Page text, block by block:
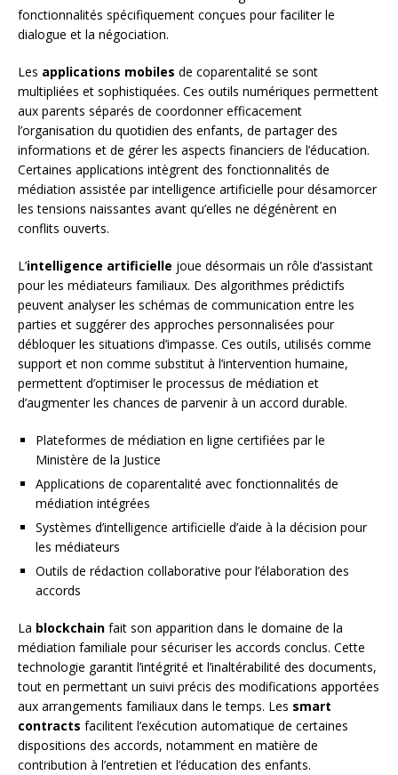
fonctionnalités spécifiquement conçues pour faciliter le
dialogue et la négociation.
Les applications mobiles de coparentalité se sont
multipliées et sophistiquées. Ces outils numériques permettent
aux parents séparés de coordonner efficacement
l’organisation du quotidien des enfants, de partager des
informations et de gérer les aspects financiers de l’éducation.
Certaines applications intègrent des fonctionnalités de
médiation assistée par intelligence artificielle pour désamorcer
les tensions naissantes avant qu’elles ne dégénèrent en
conflits ouverts.
L’intelligence artificielle joue désormais un rôle d’assistant
pour les médiateurs familiaux. Des algorithmes prédictifs
peuvent analyser les schémas de communication entre les
parties et suggérer des approches personnalisées pour
débloquer les situations d’impasse. Ces outils, utilisés comme
support et non comme substitut à l’intervention humaine,
permettent d’optimiser le processus de médiation et
d’augmenter les chances de parvenir à un accord durable.
Plateformes de médiation en ligne certifiées par le
Ministère de la Justice
Applications de coparentalité avec fonctionnalités de
médiation intégrées
Systèmes d’intelligence artificielle d’aide à la décision pour
les médiateurs
Outils de rédaction collaborative pour l’élaboration des
accords
La blockchain fait son apparition dans le domaine de la
médiation familiale pour sécuriser les accords conclus. Cette
technologie garantit l’intégrité et l’inaltérabilité des documents,
tout en permettant un suivi précis des modifications apportées
aux arrangements familiaux dans le temps. Les smart
contracts facilitent l’exécution automatique de certaines
dispositions des accords, notamment en matière de
contribution à l’entretien et l’éducation des enfants.